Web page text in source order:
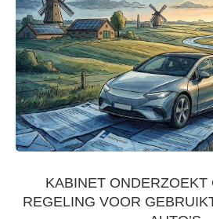
KABINET ONDERZOEKT
REGELING VOOR